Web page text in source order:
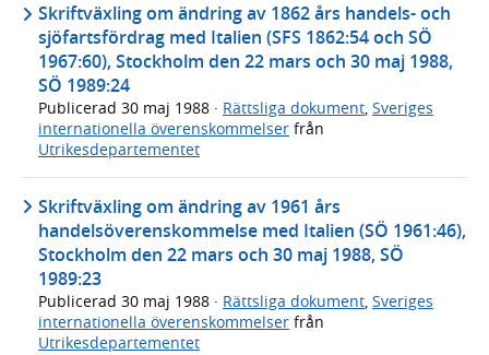
Skriftväxling om ändring av 1862 års handels- och
sjöfartsfördrag med Italien (SFS 1862:54 och SÖ
1967:60), Stockholm den 22 mars och 30 maj 1988,
SÖ 1989:24
Publicerad 30 maj 1988 · Rättsliga dokument, Sveriges
internationella överenskommelser från
Utrikesdepartementet
Skriftväxling om ändring av 1961 års
handelsöverenskommelse med Italien (SÖ 1961:46),
Stockholm den 22 mars och 30 maj 1988, SÖ
1989:23
Publicerad 30 maj 1988 · Rättsliga dokument, Sveriges
internationella överenskommelser från
Utrikesdepartementet